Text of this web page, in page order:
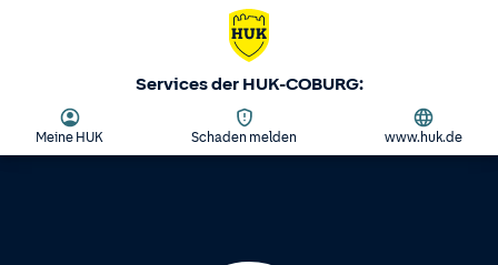
Services der HUK-COBURG:
Meine HUK Schaden melden www.huk.de